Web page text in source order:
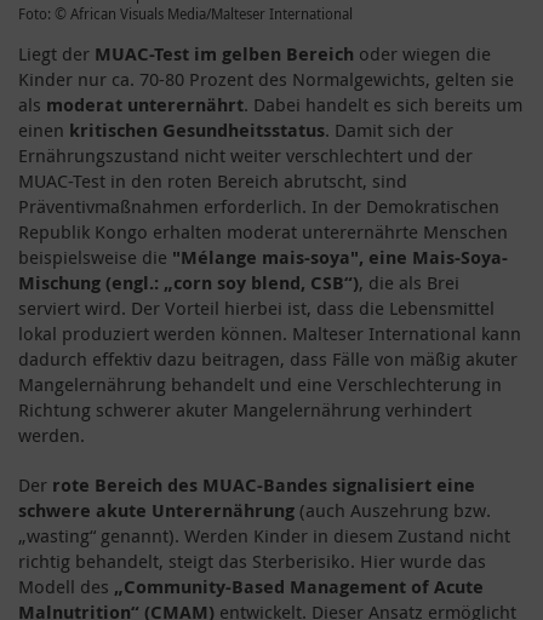
Foto: © African Visuals Media/Malteser International
Liegt der MUAC-Test im gelben Bereich oder wiegen die
Kinder nur ca. 70-80 Prozent des Normalgewichts, gelten sie
als moderat unterernährt. Dabei handelt es sich bereits um
einen kritischen Gesundheitsstatus. Damit sich der
Ernährungszustand nicht weiter verschlechtert und der
MUAC-Test in den roten Bereich abrutscht, sind
Präventivmaßnahmen erforderlich. In der Demokratischen
Republik Kongo erhalten moderat unterernährte Menschen
beispielsweise die "Mélange mais-soya", eine Mais-Soya-
Mischung (engl.: „corn soy blend, CSB“), die als Brei
serviert wird. Der Vorteil hierbei ist, dass die Lebensmittel
lokal produziert werden können. Malteser International kann
dadurch effektiv dazu beitragen, dass Fälle von mäßig akuter
Mangelernährung behandelt und eine Verschlechterung in
Richtung schwerer akuter Mangelernährung verhindert
werden.
Der rote Bereich des MUAC-Bandes signalisiert eine
schwere akute Unterernährung (auch Auszehrung bzw.
„wasting“ genannt). Werden Kinder in diesem Zustand nicht
richtig behandelt, steigt das Sterberisiko. Hier wurde das
Modell des „Community-Based Management of Acute
Malnutrition“ (CMAM) entwickelt. Dieser Ansatz ermöglicht